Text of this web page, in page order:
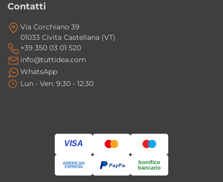
Contatti
Via Corchiano 39
01033 Civita Castellana (VT)
+39 350 03 01 520
info@tuttidea.com
WhatsApp
Lun - Ven: 9:30 - 12:30
VISA
AMERICAN
EXPRESS PayPal
bonifico
bancario